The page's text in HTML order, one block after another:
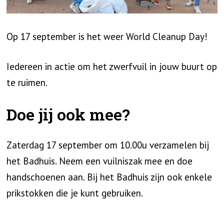
Op 17 september is het weer World Cleanup Day!
Iedereen in actie om het zwerfvuil in jouw buurt op
te ruimen.
Doe jij ook mee?
Zaterdag 17 september om 10.00u verzamelen bij
het Badhuis. Neem een vuilniszak mee en doe
handschoenen aan. Bij het Badhuis zijn ook enkele
prikstokken die je kunt gebruiken.